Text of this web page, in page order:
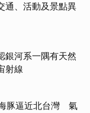
通、活動及景點異
銀河系一隅有天然
射線
豚逼近北台灣 氣